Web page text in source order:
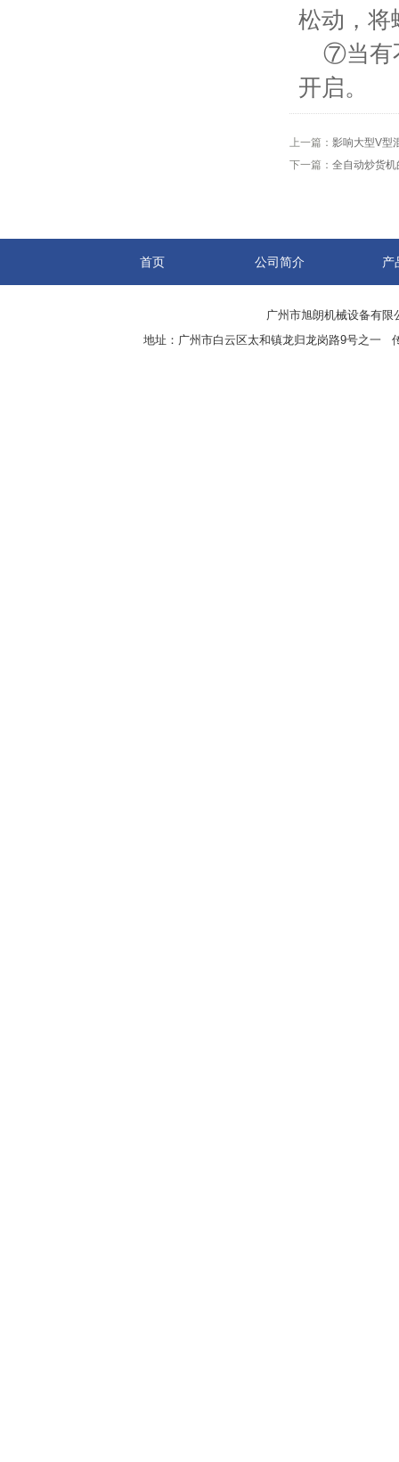
松动，
⑦当有
开启。
上一篇： 影响大型V型
下一篇： 全自动炒货
首页 公司简介 产
广州市旭朗机械设备有限
地址：广州市白云区太和镇龙归龙岗路9号之一